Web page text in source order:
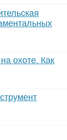
охоте. Как